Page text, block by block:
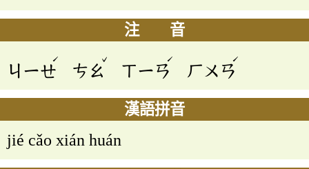
注 音
ㄐㄧㄝ
ˊ
ㄘㄠ
ˇ
ㄒㄧㄢ
ˊ
ㄏㄨㄢ
ˊ
漢語拼音
jié cǎo xián huán